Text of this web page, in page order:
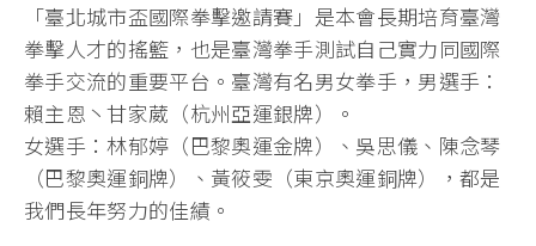
「臺北城市盃國際拳擊邀請賽」是本會長期培育臺灣
拳擊人才的搖籃，也是臺灣拳手測試自己實力同國際
拳手交流的重要平台。臺灣有名男女拳手，男選手：
賴主恩丶甘家葳（杭州亞運銀牌）。
女選手：林郁婷（巴黎奧運金牌）、吳思儀、陳念琴
（巴黎奧運銅牌）、黃筱雯（東京奧運銅牌），都是
我們長年努力的佳績。